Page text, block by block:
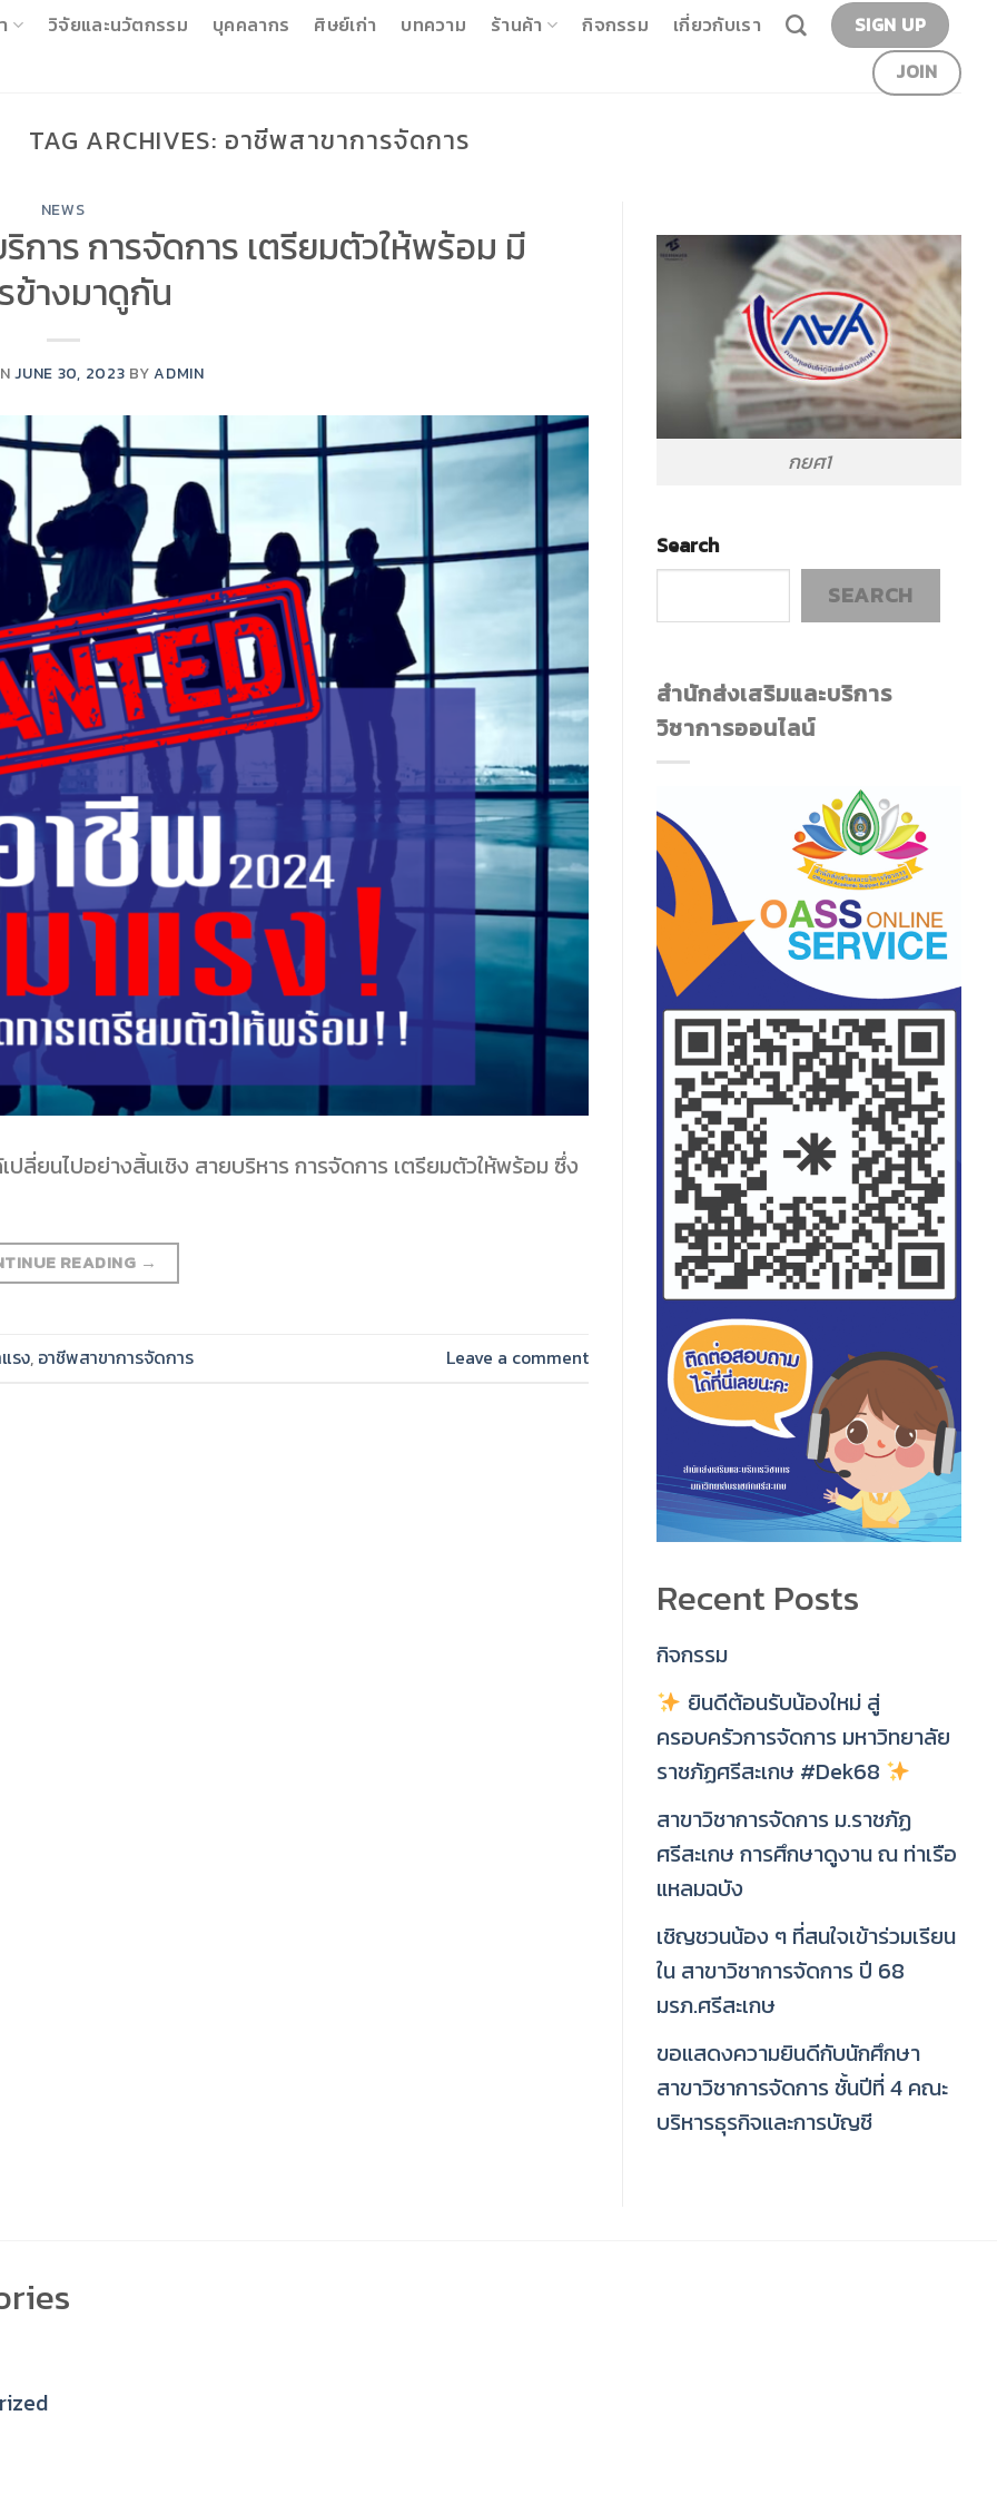
วิจัยและนวัตกรรม บุคคลากร ศิษย์เก่า บทความ ร้านค้า กิจกรรม เกี่ยวกับเรา
SIGN UP
JOIN
TAG ARCHIVES: อาชีพสาขาการจัดการ
NEWS
การ การจัดการ เตรียมตัวให้พร้อม มี
ข้างมาดูกัน
JUNE 30, 2023 BYADMIN
ลี่ยนไปอย่างสิ้นเชิง สายบริหาร การจัดการ เตรียมตัวให้พร้อม ซึ่ง
READING →
รง, อาชีพสาขาการจัดการ Leave a comment
กยศ1
Search
SEARCH
สำนักส่งเสริมและบริการ
วิชาการออนไลน์
Recent Posts
กิจกรรม
ยินดีต้อนรับน้องใหม่ สู่
ครอบครัวการจัดการ มหาวิทยาลัย
ราชภัฏศรีสะเกษ #Dek68
สาขาวิชาการจัดการ ม.ราชภัฏ
ศรีสะเกษ การศึกษาดูงาน ณ ท่าเรือ
แหลมฉบัง
เชิญชวนน้อง ๆ ที่สนใจเข้าร่วมเรียน
ใน สาขาวิชาการจัดการ ปี 68
มรภ.ศรีสะเกษ
ขอแสดงความยินดีกับนักศึกษา
สาขาวิชาการจัดการ ชั้นปีที่ 4 คณะ
บริหารธุรกิจและการบัญชี